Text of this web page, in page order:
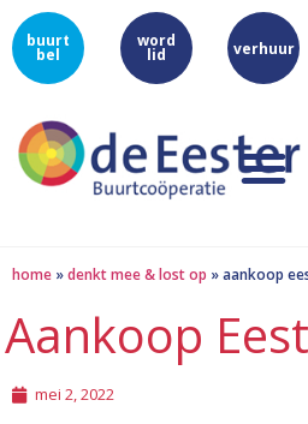
buurt
bel
word
lid verhuur
home »denkt mee & lost op »aankoop
Aankoop
mei 2, 2022